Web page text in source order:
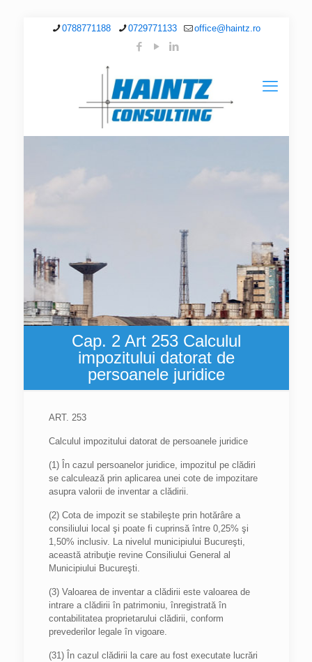
0788771188 0729771133 office@haintz.ro
Cap. 2 Art 253 Calculul
impozitului datorat de
persoanele juridice
ART. 253
Calculul impozitului datorat de persoanele juridice
(1) În cazul persoanelor juridice, impozitul pe clădiri
se calculează prin aplicarea unei cote de impozitare
asupra valorii de inventar a clădirii.
(2) Cota de impozit se stabileşte prin hotărâre a
consiliului local şi poate fi cuprinsă între 0,25% şi
1,50% inclusiv. La nivelul municipiului Bucureşti,
această atribuţie revine Consiliului General al
Municipiului Bucureşti.
(3) Valoarea de inventar a clădirii este valoarea de
intrare a clădirii în patrimoniu, înregistrată în
contabilitatea proprietarului clădirii, conform
prevederilor legale în vigoare.
(31) În cazul clădirii la care au fost executate lucrări